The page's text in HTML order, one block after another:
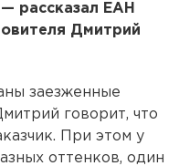
рассказал ЕАН
Дмитрий
заезженные
говорит, что
При этом у
оттенков, один